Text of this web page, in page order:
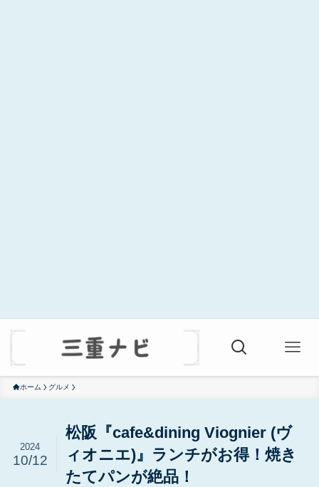
ホーム グルメ
松阪『cafe&dining Viognier (ヴ
ィオニエ)』ランチがお得！焼き
たてパンが絶品！
2024
10/12